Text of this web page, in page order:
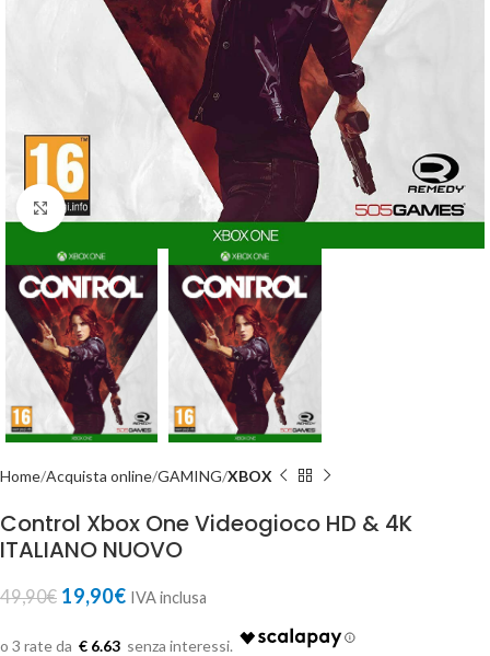
Click to enlarge
Home Acquista online GAMING XBOX
Control Xbox One Videogioco HD & 4K
ITALIANO NUOVO
49,90€ 19,90€ IVA inclusa
€ 6.63